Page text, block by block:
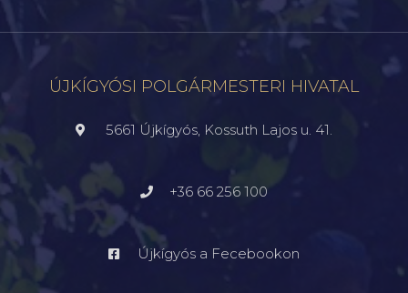
ÚJKÍGYÓSI POLGÁRMESTERI HIVATAL
5661 Újkígyós, Kossuth Lajos u. 41.
+36 66 256 100
Újkígyós a Fecebookon